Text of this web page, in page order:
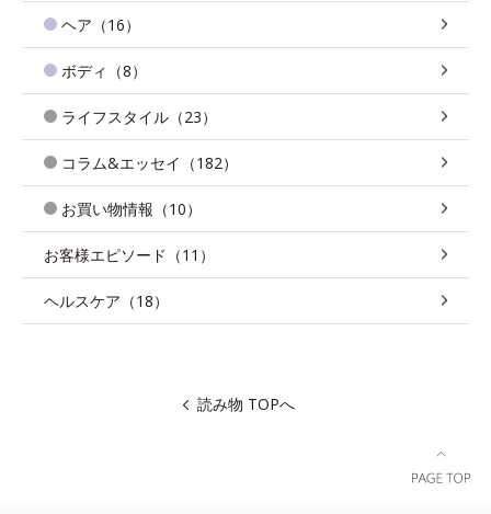
ヘア（16）
ボディ（8）
ライフスタイル（23）
コラム&エッセイ（182）
お買い物情報（10）
お客様エピソード（11）
ヘルスケア（18）
読み物 TOPへ